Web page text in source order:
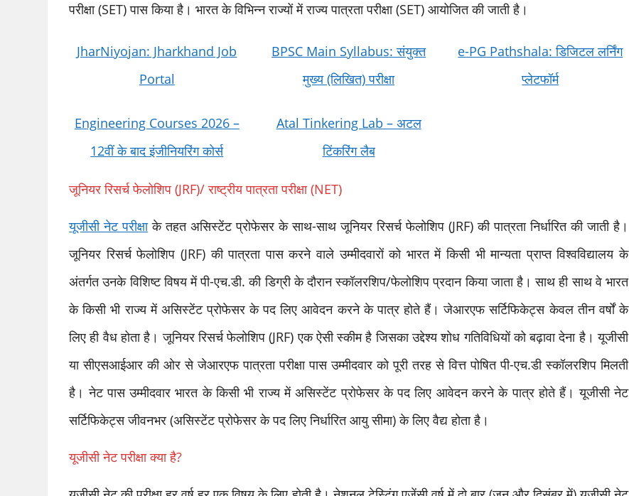
परीक्षा (SET) पास किया है। भारत के विभिन्न राज्यों में राज्य पात्रता परीक्षा (SET) आयोजित की जाती है।
JharNiyojan: Jharkhand Job
Portal
BPSC Main Syllabus: संयुक्त
मुख्य (लिखित) परीक्षा
e-PG Pathshala: डिजिटल लर्निंग
प्लेटफॉर्म
Engineering Courses 2026 –
12वीं के बाद इंजीनियरिंग कोर्स
Atal Tinkering Lab – अटल
टिंकरिंग लैब
जूनियर रिसर्च फेलोशिप (JRF)/ राष्ट्रीय पात्रता परीक्षा (NET)
यूजीसी नेट परीक्षाके तहत असिस्टेंट प्रोफेसर के साथ-साथ जूनियर रिसर्च फेलोशिप (JRF) की पात्रता निर्धारित की जाती है।
जूनियर रिसर्च फेलोशिप (JRF) की पात्रता पास करने वाले उम्मीदवारों को भारत में किसी भी मान्यता प्राप्त विश्वविद्यालय के
अंतर्गत उनके विशिष्ट विषय में पी-एच.डी. की डिग्री के दौरान स्कॉलरशिप/फेलोशिप प्रदान किया जाता है। साथ ही साथ वे भारत
के किसी भी राज्य में असिस्टेंट प्रोफेसर के पद लिए आवेदन करने के पात्र होते हैं। जेआरएफ सर्टिफिकेट्स केवल तीन वर्षों के
लिए ही वैध होता है। जूनियर रिसर्च फेलोशिप (JRF) एक ऐसी स्कीम है जिसका उद्देश्य शोध गतिविधियों को बढ़ावा देना है। यूजीसी
या सीएसआईआर की ओर से जेआरएफ पात्रता परीक्षा पास उम्मीदवार को पूरी तरह से वित्त पोषित पी-एच.डी स्कॉलरशिप मिलती
है। नेट पास उम्मीदवार भारत के किसी भी राज्य में असिस्टेंट प्रोफेसर के पद लिए आवेदन करने के पात्र होते हैं। यूजीसी नेट
सर्टिफिकेट्स जीवनभर (असिस्टेंट प्रोफेसर के पद लिए निर्धारित आयु सीमा) के लिए वैद्य होता है।
यूजीसी नेट परीक्षा क्या है?